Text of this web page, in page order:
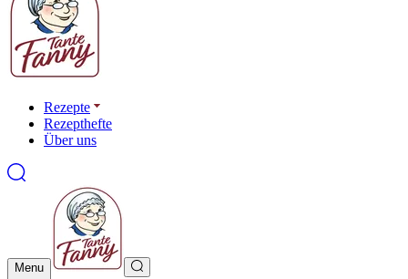
Rezepte
Rezepthefte
Über uns
Menu